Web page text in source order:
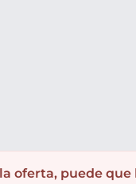
oferta, puede